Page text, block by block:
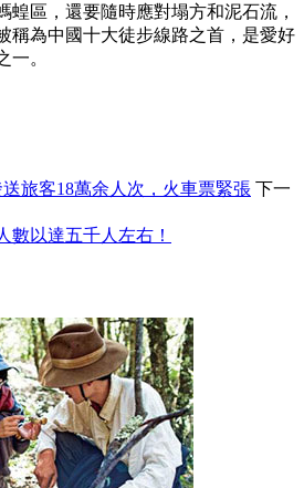
蝗區，還要隨時應對塌方和泥石流，
稱為中國十大徒步線路之首，是愛好
一。
旅客18萬余人次，火車票緊張 下一
數以達五千人左右！